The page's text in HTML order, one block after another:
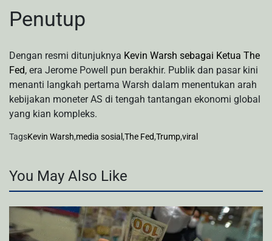
Penutup
Dengan resmi ditunjuknya Kevin Warsh sebagai Ketua The
Fed, era Jerome Powell pun berakhir. Publik dan pasar kini
menanti langkah pertama Warsh dalam menentukan arah
kebijakan moneter AS di tengah tantangan ekonomi global
yang kian kompleks.
TagsKevin Warsh,media sosial ,The Fed,Trump,viral
You May Also Like